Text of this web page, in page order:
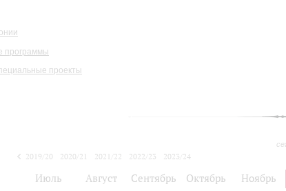
программы
проекты
2019/20 2020/21 2021/22 2022/23
2023/24
Июль Август Сентябрь Октябрь Ноябрь